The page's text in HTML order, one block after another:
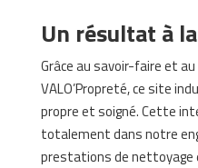
Un résultat à
Grâce au savoir-faire et
VALO’Propreté, ce site
propre et soigné. Cette
totalement dans notre
prestations de nettoyage